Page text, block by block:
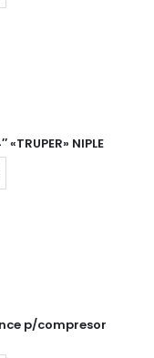
NIPLE
p/compresor